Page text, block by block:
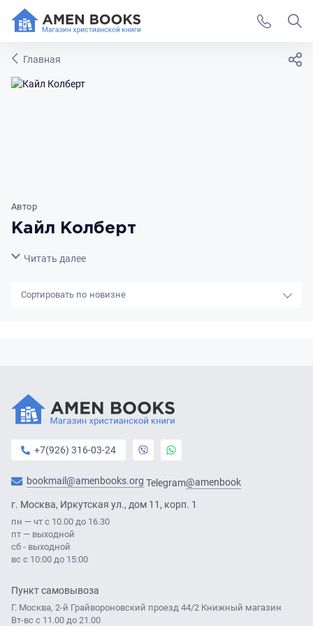
Главная
Автор
Кайл Колберт
Свернуть
Читать далее
новизне
+7(926) 316-03-24
bookmail@amenbooks.org Telegram@amenbook
г. Москва, Иркутская ул., дом 11, корп. 1
пн — чт с 10.00 до 16.30
пт — выходной
сб - выходной
вс с 10:00 до 15:00
Пункт самовывоза
Г. Москва, 2-й Грайвороновский проезд 44/2 Книжный магазин
Вт-вс с 11.00 до 21.00